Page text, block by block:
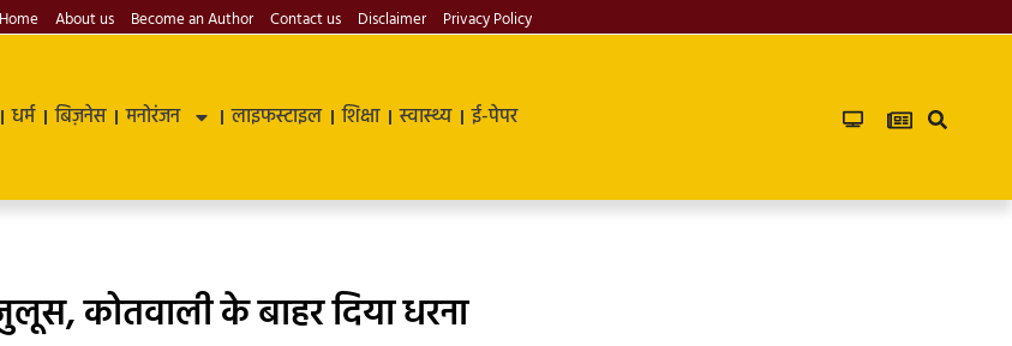
Home About us Become an Author Contact us Disclaimer Privacy Policy
धर्म बिज़नेस मनोरंजन लाइफस्टाइल शिक्षा स्वास्थ्य ई-पेपर
कोतवाली के बाहर दिया धरना